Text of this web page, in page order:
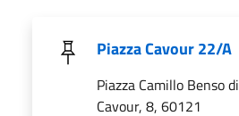
Piazza Cavour 22/A
Piazza Camillo Benso di
Cavour, 8, 60121